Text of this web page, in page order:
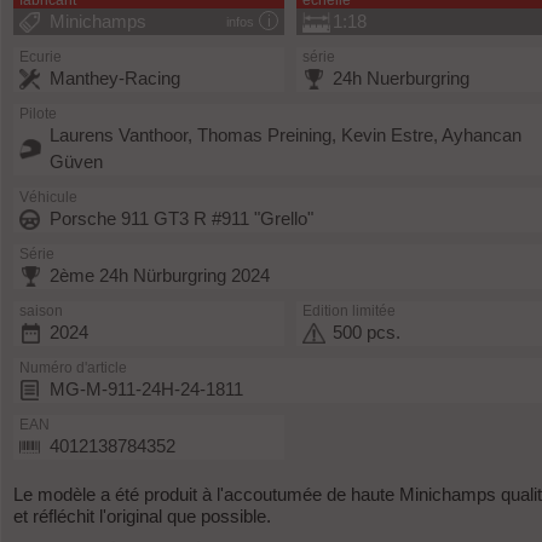
infos
Minichamps 1:18
Ecurie
Manthey-Racing
série
24h Nuerburgring
Pilote
Laurens Vanthoor, Thomas Preining, Kevin Estre, Ayhancan
Güven
Véhicule
Porsche 911 GT3 R #911 "Grello"
Série
2ème 24h Nürburgring 2024
saison
2024
Edition limitée
500 pcs.
Numéro d'article
MG-M-911-24H-24-1811
EAN
4012138784352
Le modèle a été produit à l'accoutumée de haute Minichamps
et réfléchit l'original que possible.